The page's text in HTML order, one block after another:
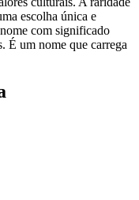
escolha única e
com significado
É um nome que carrega